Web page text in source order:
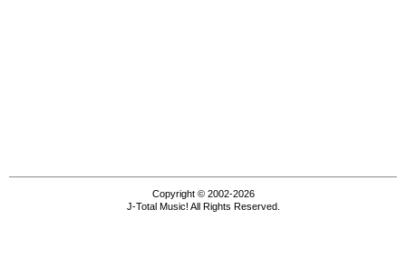
Copyright © 2002-2026
J-Total Music! All Rights Reserved.